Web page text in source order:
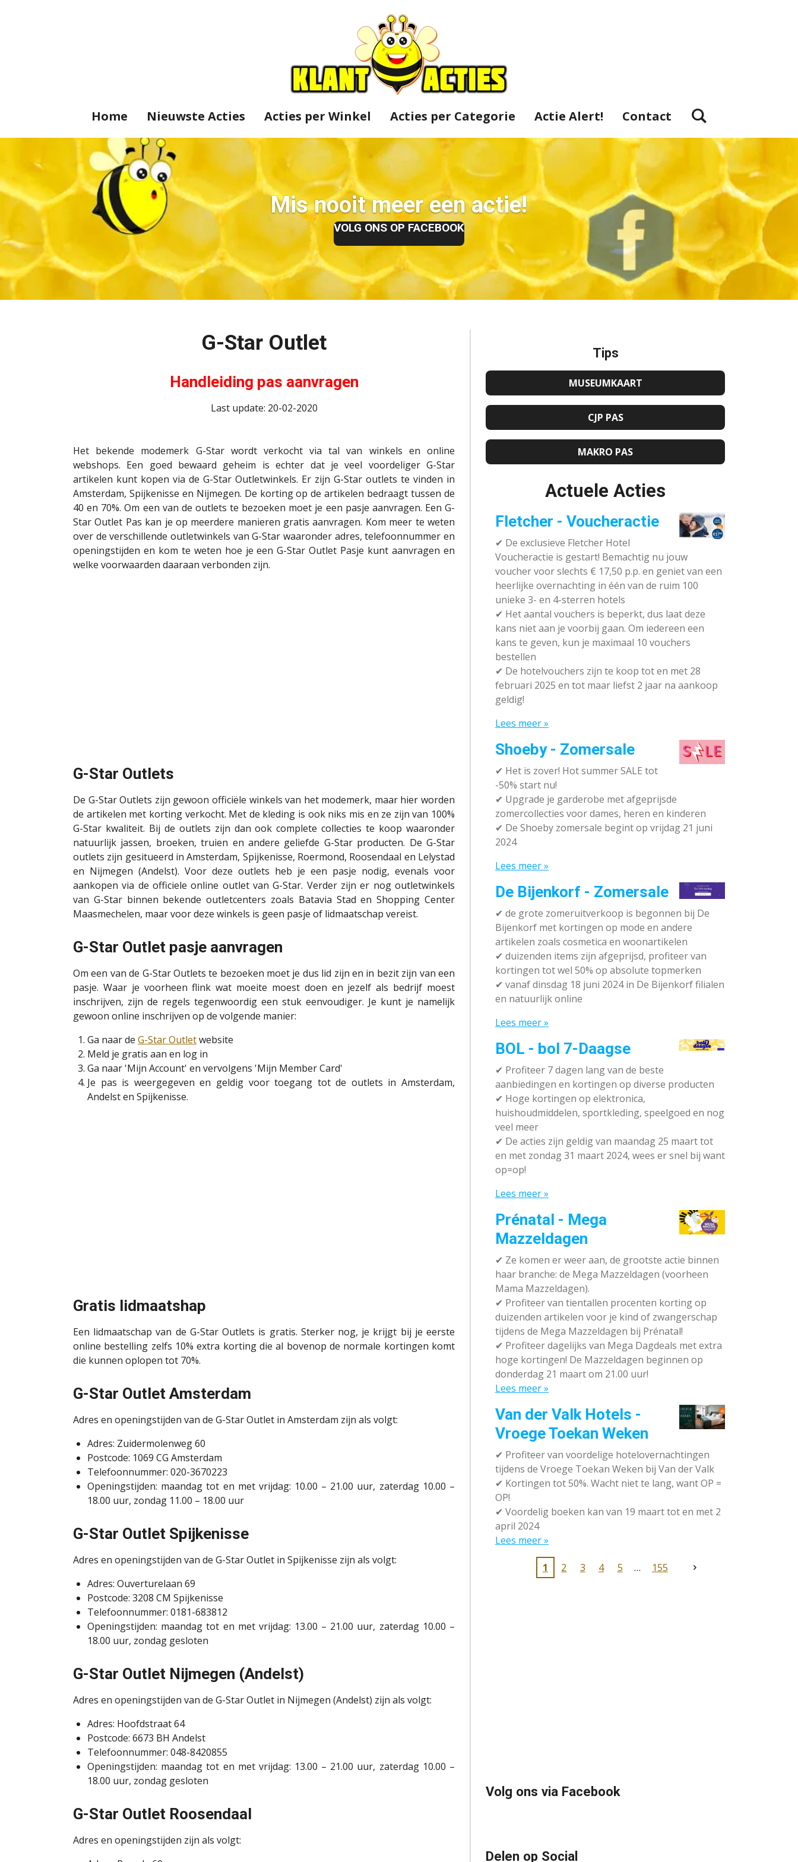
Home Nieuwste Acties Acties per Winkel Acties per Categorie Actie Alert! Contact
Mis nooit meer een actie!
VOLG ONS OP FACEBOOK
G-Star Outlet
Handleiding pas aanvragen
Last update: 20-02-2020
Het bekende modemerk G-Star wordt verkocht via tal van winkels en online
webshops. Een goed bewaard geheim is echter dat je veel voordeliger G-Star
artikelen kunt kopen via de G-Star Outletwinkels. Er zijn G-Star outlets te vinden in
Amsterdam, Spijkenisse en Nijmegen. De korting op de artikelen bedraagt tussen de
40 en 70%. Om een van de outlets te bezoeken moet je een pasje aanvragen. Een G-
Star Outlet Pas kan je op meerdere manieren gratis aanvragen. Kom meer te weten
over de verschillende outletwinkels van G-Star waaronder adres, telefoonnummer en
openingstijden en kom te weten hoe je een G-Star Outlet Pasje kunt aanvragen en
welke voorwaarden daaraan verbonden zijn.
G-Star Outlets
De G-Star Outlets zijn gewoon officiële winkels van het modemerk, maar hier worden
de artikelen met korting verkocht. Met de kleding is ook niks mis en ze zijn van 100%
G-Star kwaliteit. Bij de outlets zijn dan ook complete collecties te koop waaronder
natuurlijk jassen, broeken, truien en andere geliefde G-Star producten. De G-Star
outlets zijn gesitueerd in Amsterdam, Spijkenisse, Roermond, Roosendaal en Lelystad
en Nijmegen (Andelst). Voor deze outlets heb je een pasje nodig, evenals voor
aankopen via de officiele online outlet van G-Star. Verder zijn er nog outletwinkels
van G-Star binnen bekende outletcenters zoals Batavia Stad en Shopping Center
Maasmechelen, maar voor deze winkels is geen pasje of lidmaatschap vereist.
G-Star Outlet pasje aanvragen
Om een van de G-Star Outlets te bezoeken moet je dus lid zijn en in bezit zijn van een
pasje. Waar je voorheen flink wat moeite moest doen en jezelf als bedrijf moest
inschrijven, zijn de regels tegenwoordig een stuk eenvoudiger. Je kunt je namelijk
gewoon online inschrijven op de volgende manier:
Ga naar de G-Star Outletwebsite
Meld je gratis aan en log in
Ga naar 'Mijn Account' en vervolgens 'Mijn Member Card'
Je pas is weergegeven en geldig voor toegang tot de outlets in Amsterdam,
Andelst en Spijkenisse.
Gratis lidmaatshap
Een lidmaatschap van de G-Star Outlets is gratis. Sterker nog, je krijgt bij je eerste
online bestelling zelfs 10% extra korting die al bovenop de normale kortingen komt
die kunnen oplopen tot 70%.
G-Star Outlet Amsterdam
Adres en openingstijden van de G-Star Outlet in Amsterdam zijn als volgt:
Adres: Zuidermolenweg 60
Postcode: 1069 CG Amsterdam
Telefoonnummer: 020-3670223
Openingstijden: maandag tot en met vrijdag: 10.00 – 21.00 uur, zaterdag 10.00 –
18.00 uur, zondag 11.00 – 18.00 uur
G-Star Outlet Spijkenisse
Adres en openingstijden van de G-Star Outlet in Spijkenisse zijn als volgt:
Adres: Ouverturelaan 69
Postcode: 3208 CM Spijkenisse
Telefoonnummer: 0181-683812
Openingstijden: maandag tot en met vrijdag: 13.00 – 21.00 uur, zaterdag 10.00 –
18.00 uur, zondag gesloten
G-Star Outlet Nijmegen (Andelst)
Adres en openingstijden van de G-Star Outlet in Nijmegen (Andelst) zijn als volgt:
Adres: Hoofdstraat 64
Postcode: 6673 BH Andelst
Telefoonnummer: 048-8420855
Openingstijden: maandag tot en met vrijdag: 13.00 – 21.00 uur, zaterdag 10.00 –
18.00 uur, zondag gesloten
G-Star Outlet Roosendaal
Adres en openingstijden zijn als volgt:
Tips
MUSEUMKAART
CJP PAS
MAKRO PAS
Actuele Acties
Fletcher - Voucheractie
✔ De exclusieve Fletcher Hotel
Voucheractie is gestart! Bemachtig nu jouw
voucher voor slechts € 17,50 p.p. en geniet van een
heerlijke overnachting in één van de ruim 100
unieke 3- en 4-sterren hotels
✔ Het aantal vouchers is beperkt, dus laat deze
kans niet aan je voorbij gaan. Om iedereen een
kans te geven, kun je maximaal 10 vouchers
bestellen
✔ De hotelvouchers zijn te koop tot en met 28
februari 2025 en tot maar liefst 2 jaar na aankoop
geldig!
Lees meer »
Shoeby - Zomersale
✔ Het is zover! Hot summer SALE tot
-50% start nu!
✔ Upgrade je garderobe met afgeprijsde
zomercollecties voor dames, heren en kinderen
✔ De Shoeby zomersale begint op vrijdag 21 juni
2024
Lees meer »
De Bijenkorf - Zomersale
✔ de grote zomeruitverkoop is begonnen bij De
Bijenkorf met kortingen op mode en andere
artikelen zoals cosmetica en woonartikelen
✔ duizenden items zijn afgeprijsd, profiteer van
kortingen tot wel 50% op absolute topmerken
✔ vanaf dinsdag 18 juni 2024 in De Bijenkorf filialen
en natuurlijk online
Lees meer »
BOL - bol 7-Daagse
✔ Profiteer 7 dagen lang van de beste
aanbiedingen en kortingen op diverse producten
✔ Hoge kortingen op elektronica,
huishoudmiddelen, sportkleding, speelgoed en nog
veel meer
✔ De acties zijn geldig van maandag 25 maart tot
en met zondag 31 maart 2024, wees er snel bij want
op=op!
Lees meer »
Prénatal - Mega
Mazzeldagen
✔ Ze komen er weer aan, de grootste actie binnen
haar branche: de Mega Mazzeldagen (voorheen
Mama Mazzeldagen).
✔ Profiteer van tientallen procenten korting op
duizenden artikelen voor je kind of zwangerschap
tijdens de Mega Mazzeldagen bij Prénatal!
✔ Profiteer dagelijks van Mega Dagdeals met extra
hoge kortingen! De Mazzeldagen beginnen op
donderdag 21 maart om 21.00 uur!
Lees meer »
Van der Valk Hotels -
Vroege Toekan Weken
✔ Profiteer van voordelige hotelovernachtingen
tijdens de Vroege Toekan Weken bij Van der Valk
✔ Kortingen tot 50%. Wacht niet te lang, want OP =
OP!
✔ Voordelig boeken kan van 19 maart tot en met 2
april 2024
Lees meer »
1 2 3 4 5 155
Volg ons via Facebook
Delen op Social